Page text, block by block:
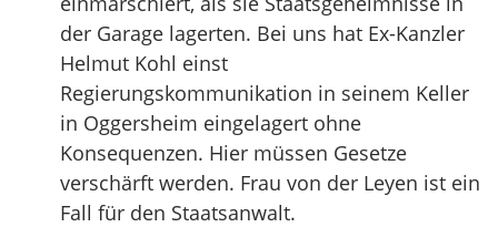
der Garage lagerten. Bei uns hat Ex-Kanzler
Helmut Kohl einst
Regierungskommunikation in seinem Keller
in Oggersheim eingelagert ohne
Konsequenzen. Hier müssen Gesetze
verschärft werden. Frau von der Leyen ist ein
Fall für den Staatsanwalt.